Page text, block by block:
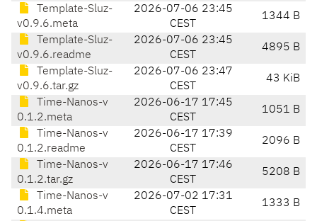
Template-Sluz-
v0.9.6.meta
2026-07-06 23:45
CEST
1344 B
Template-Sluz-
v0.9.6.readme
2026-07-06 23:45
CEST
4895 B
Template-Sluz-
v0.9.6.tar.gz
2026-07-06 23:47
CEST
43 KiB
Time-Nanos-v
0.1.2.meta
2026-06-17 17:45
CEST
1051 B
Time-Nanos-v
0.1.2.readme
2026-06-17 17:39
CEST
2096 B
Time-Nanos-v
0.1.2.tar.gz
2026-06-17 17:46
CEST
5208 B
Time-Nanos-v
0.1.4.meta
2026-07-02 17:31
CEST
1333 B